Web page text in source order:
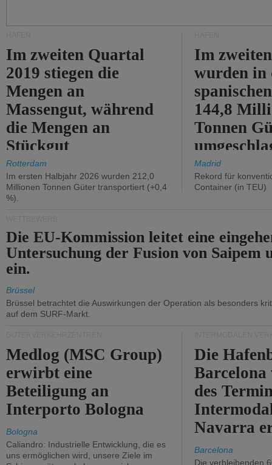
Im zweiten Quartal
2019 stiegen die
Mengen an
Massengut, während
die Mengen an
Stückgut
zurückgingen.
Rotterdam
Im ersten Halbjahr 2026 wurden 212,0
Millionen Tonnen Güter transportiert (+0,4
%).
Im
wurden in
144,8
Tonnen
%).
Madrid
Rekord für
Container (in TEU)
Die EU-Kommission leitet eine
Untersuchung der Fusion von Saipem
ein.
Brüssel
Brüssel betrachtet die Auswirkungen der Operation als besonders
auf dem SURF-Markt.
Medlog (MSC Group)
erwirbt eine
Beteiligung an
Interporto Bologna
Bologna
Caliandro: Industrielle Entwicklung, die es
uns ermöglichen wird, unsere Ziele im
Die
des
Navarra
Barcelona
Die verbleibenden